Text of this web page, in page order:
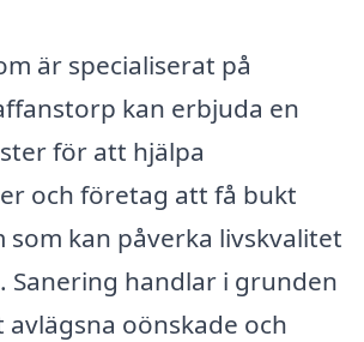
är specialiserat på
kan erbjuda en
för att hjälpa
och företag att få bukt
som kan påverka livskvalitet
Sanering handlar i grunden
oönskade och